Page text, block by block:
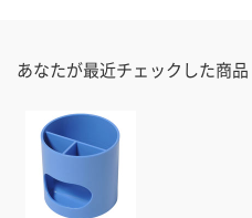
あなたが最近チェックした商品